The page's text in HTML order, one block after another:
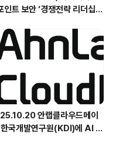
인트 보안 ‘경쟁전략 리더십’
안랩클라우드메이
국개발연구원(KDI)에 AI 어